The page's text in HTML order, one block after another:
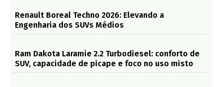
Renault Boreal Techno 2026: Elevando a
Engenharia dos SUVs Médios
Ram Dakota Laramie 2.2 Turbodiesel: conforto de
SUV, capacidade de picape e foco no uso misto